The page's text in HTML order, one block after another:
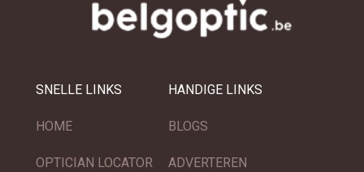
SNELLE LINKS
HOME
OPTICIAN LOCATOR
HANDIGE LINKS
BLOGS
ADVERTEREN